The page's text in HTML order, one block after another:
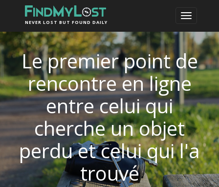
NEVER LOST BUT FOUND DAILY
Le premier point de
rencontre en ligne
entre celui qui
cherche un objet
perdu et celui qui l'a
trouvé